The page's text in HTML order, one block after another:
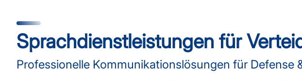
Sprachdienst­leistungen für
Professionelle Kommunikationslösungen für Defense